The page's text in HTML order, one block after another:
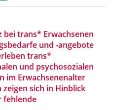
bei trans* Erwachsenen
und -angebote
trans*
und psychosozialen
im Erwachsenenalter
sich in Hinblick
fehlende